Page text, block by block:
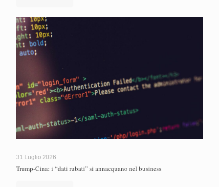
31 Luglio 2026
Trump-Cina: i “dati rubati” si annacquano nel business